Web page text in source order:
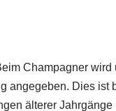
Champagner wird
angegeben. Dies ist
älterer